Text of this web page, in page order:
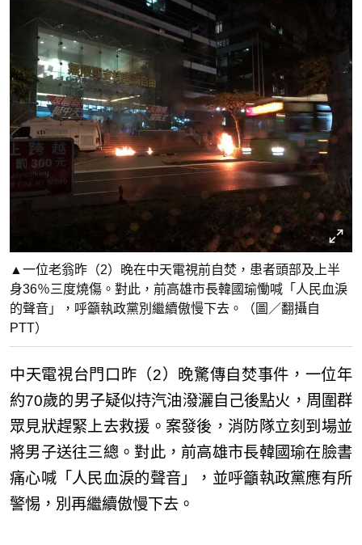
▲一位老翁昨（2）晚在中天電視前自焚，患者頭部及上半
身36％三度燒傷。對此，前高雄市長韓國瑜慟喊「人民血淚
的聲音」，呼籲執政黨別繼續傲慢下去。（圖／翻攝自
PTT）
中天電視台門口昨（2）晚驚傳自焚事件，一位年
約70歲的男子疑似持汽油潑灑自己後點火，周圍群
眾見狀趕緊上去救援。案發後，消防隊立刻到場並
將男子送往三總。對此，前高雄市長韓國瑜在臉書
痛心喊「人民血淚的聲音」，並呼籲執政黨應有所
警惕，別再繼續傲慢下去。